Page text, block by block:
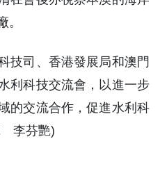
。
技司、香港發展局和澳門
利科技交流會，以進一步
的交流合作，促進水利科
李芬艷)